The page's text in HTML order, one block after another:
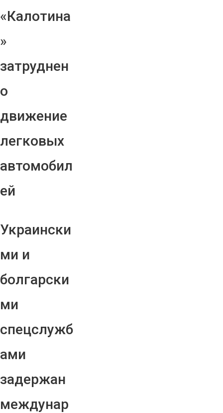
«Калотина
»
затруднен
о
движение
легковых
автомобил
ей
Украински
ми и
болгарски
ми
спецслужб
ами
задержан
междунар